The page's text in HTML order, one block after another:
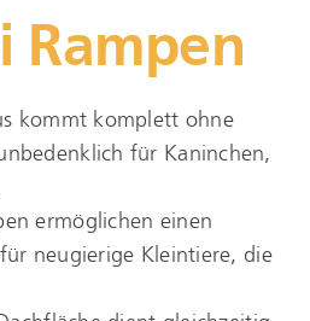
Rampen
kommt komplett ohne
für Kaninchen,
ermöglichen einen
neugierige Kleintiere, die